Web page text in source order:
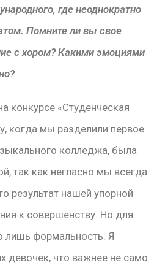
где неоднократно
Помните ли вы свое
с хором? Какими эмоциями
конкурсе «Студенческая
когда мы разделили первое
колледжа, была
так как негласно мы всегда
результат нашей упорной
к совершенству. Но для
лишь формальность. Я
девочек, что важнее не само